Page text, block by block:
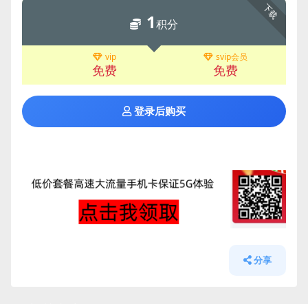
下载
1积分
vip
免费
svip会员
免费
登录后购买
分享